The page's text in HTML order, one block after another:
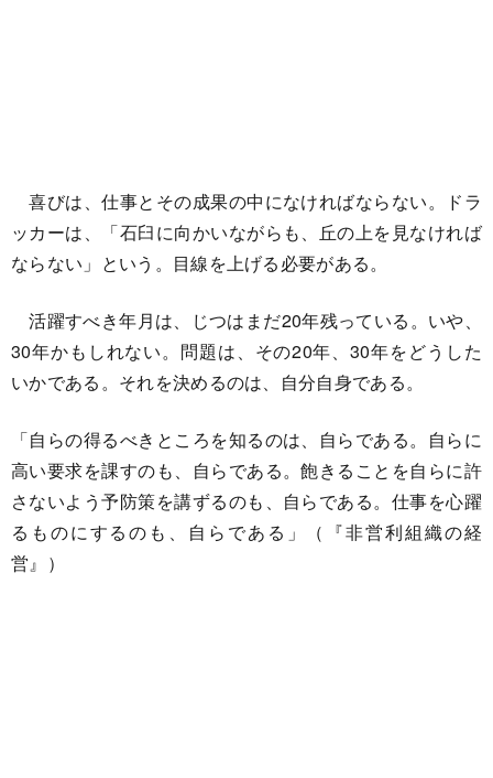
喜びは、仕事とその成果の中になければならない。ドラ
ッカーは、「石臼に向かいながらも、丘の上を見なければ
ならない」という。目線を上げる必要がある。
活躍すべき年月は、じつはまだ20年残っている。いや、
30年かもしれない。問題は、その20年、30年をどうした
いかである。それを決めるのは、自分自身である。
「自らの得るべきところを知るのは、自らである。自らに
高い要求を課すのも、自らである。飽きることを自らに許
さないよう予防策を講ずるのも、自らである。仕事を心躍
るものにするのも、自らである」（『非営利組織の経
営』）